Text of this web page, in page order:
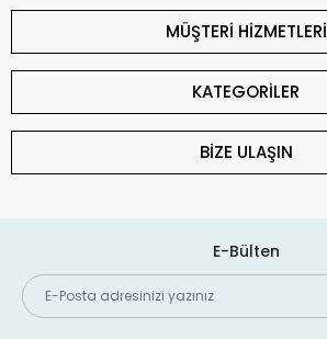
MÜŞTERİ HİZMETLERİ
KATEGORİLER
BİZE ULAŞIN
E-Bülten